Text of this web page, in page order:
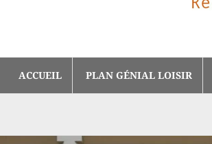
ACCUEIL PLAN GÉNIAL LOISIR